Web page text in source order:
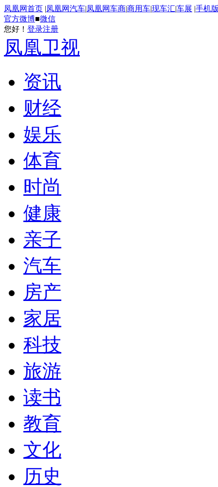
凤凰网首页 |凤凰网汽车|凤凰网车商|商用车|现车汇|车展 |手机
官方微博■微信
您好！ 登录注册
凤凰卫视
资讯
财经
娱乐
体育
时尚
健康
亲子
汽车
房产
家居
科技
旅游
读书
教育
文化
历史